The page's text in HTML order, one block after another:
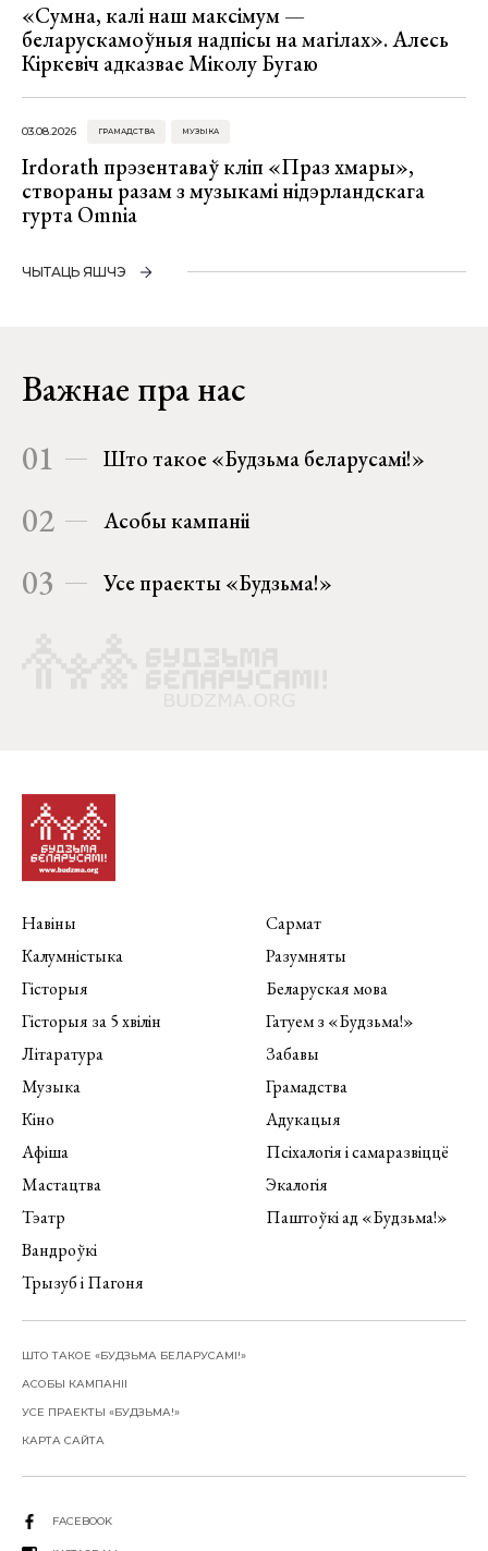
«Сумна, калі наш максімум —
беларускамоўныя надпісы на магілах». Алесь
Кіркевіч адказвае Міколу Бугаю
03.08.2026 ГРАМАДСТВА МУЗЫКА
Irdorath прэзентаваў кліп «Праз хмары»,
створаны разам з музыкамі нідэрландскага
гурта Omnia
ЧЫТАЦЬ ЯШЧЭ
Важнае пра нас
01 Што такое «Будзьма беларусамі!»
02 Асобы кампаніі
03 Усе праекты «Будзьма!»
Навіны
Калумністыка
Гісторыя
Гісторыя за 5 хвілін
Літаратура
Музыка
Кіно
Афіша
Мастацтва
Тэатр
Вандроўкі
Трызуб і Пагоня
Сармат
Разумняты
Беларуская мова
Гатуем з «Будзьма!»
Забавы
Грамадства
Адукацыя
Псіхалогія і самаразвіццё
Экалогія
Паштоўкі ад «Будзьма!»
ШТО ТАКОЕ «БУДЗЬМА БЕЛАРУСАМІ!»
АСОБЫ КАМПАНІІ
УСЕ ПРАЕКТЫ «БУДЗЬМА!»
КАРТА САЙТА
FACEBOOK